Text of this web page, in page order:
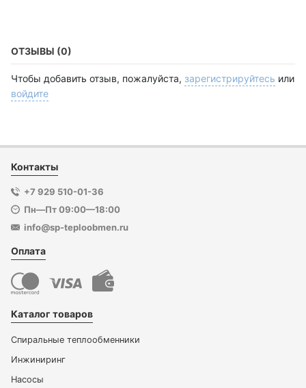
ОТЗЫВЫ (0)
Чтобы добавить отзыв, пожалуйста, зарегистрируйтесь или
войдите
Контакты
+7 929 510-01-36
Пн—Пт 09:00—18:00
info@sp-teploobmen.ru
Оплата
Каталог товаров
Спиральные теплообменники
Инжиниринг
Насосы